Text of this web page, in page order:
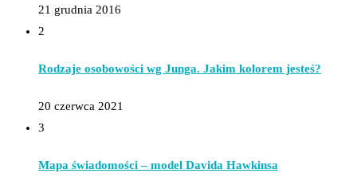
21 grudnia 2016
2
Rodzaje osobowości wg Junga. Jakim kolorem jesteś?
20 czerwca 2021
3
Mapa świadomości – model Davida Hawkinsa